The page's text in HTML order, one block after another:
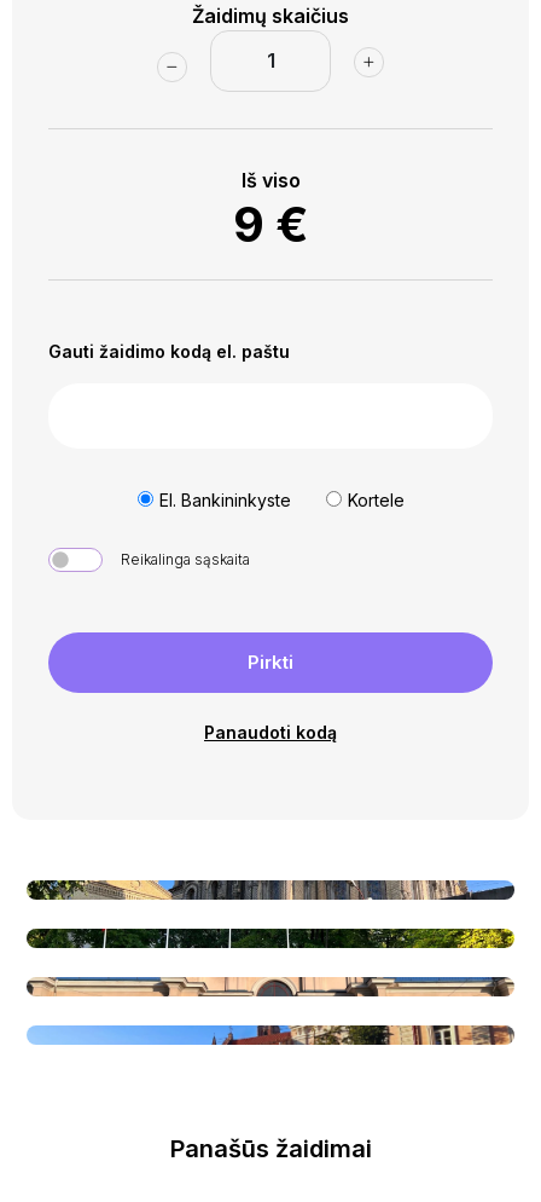
Žaidimų skaičius
Iš viso
9 €
Gauti žaidimo kodą el. paštu
El. Bankininkyste Kortele
Reikalinga sąskaita
Pirkti
Panaudoti kodą
Panašūs žaidimai